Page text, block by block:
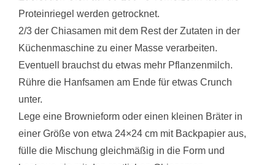
Proteinriegel werden getrocknet.
2/3 der Chiasamen mit dem Rest der Zutaten in der
Küchenmaschine zu einer Masse verarbeiten.
Eventuell brauchst du etwas mehr Pflanzenmilch.
Rühre die Hanfsamen am Ende für etwas Crunch
unter.
Lege eine Brownieform oder einen kleinen Bräter in
einer Größe von etwa 24×24 cm mit Backpapier aus,
fülle die Mischung gleichmäßig in die Form und